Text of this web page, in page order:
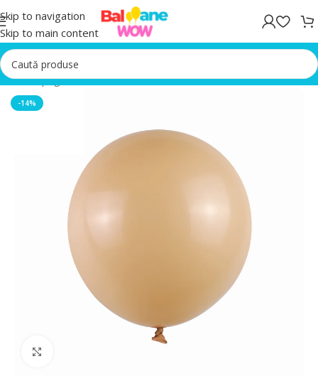
Skip to navigation
Skip to main content
Prima pagină/Baloane latex
-14%